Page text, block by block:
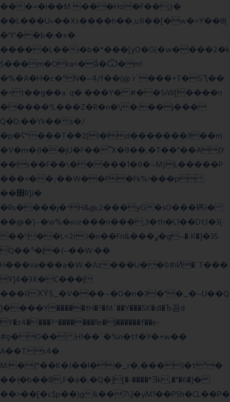
���=�i��M ���Ho�F��;}�
��L���U»��Xs����h��,u:R��[�w�=Y��8|
�'Y'��b�:�x�
�����L��i�b�*���[yO�G(�w����2�k
S���m�Oka<�ǻ�Ѿ�m!
�%�A�H�c�"N�~4/f��(@ʿr`���+T�5Ԇ��
�<t��g��a`q� ���Y� #��5iW[����n
�����'!L���Z�R�n�\�:��j���
Q�D:��Yk��s�/
�p�ʕ*���T�ؘ�2[I�ld�������3��m
�V�m�{I��jU�F��˭X�8��,�T��"��A{Y
��ls��F��\�����1�8�~M}L�����P
���<��:;��W��F�Fk%ʴ���p
��׫R]J�
�Rs����j�^H&@;2���yG�sO���ѬI�
��@�]~�w%�ஸz���n���,3�th�L1��Dt3�3(-
��':��L=2r.I�n��Fn&���ߩ�g~�˴K�]�35
Q��ׯ�|�{~��W:��
H���νa���a�W.�Az���U��0#iӤ�`T���
Y]4�3X�C���|
���0ХΫ5_�V���~�O�n�3�"�_�~U��Q
]����Y�����tH�?�M`��Y���5K�dl�Ъ꼼d
Y�z4����?^�������!le�|������f��e-
#ϙ�O�� :H1��`�%n�tf�Y�+w��
A��Ts4�
M:�{*��K�J��l��_r�,���J�t"�
��{�b��8,F�a�,�Q�][�-����*Ǝk,�"�6�]�
��>��[�c$p��)g&��7\]�yM1��PSh�CL��P�